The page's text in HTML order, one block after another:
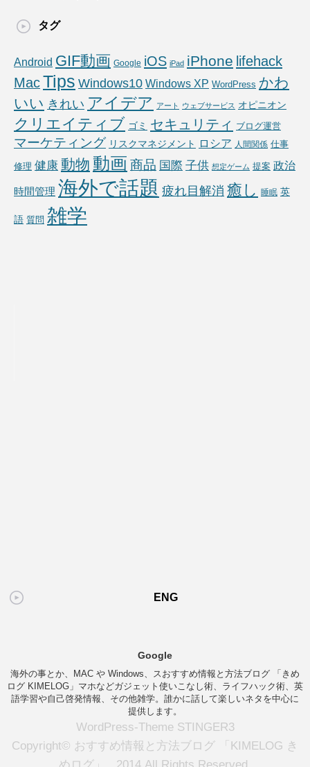
タグ
Android GIF動画 Google iOS iPad iPhone lifehack
MacTips Windows10 Windows XP WordPress かわ
いい きれい アイデア アート ウェブサービス オピニオン
クリエイティブ ゴミ セキュリティ ブログ運営
マーケティング リスクマネジメント ロシア 人間関係 仕事
修理 健康 動物 動画 商品 国際 子供 想定ゲーム 提案 政治
時間管理 海外で話題 疲れ目解消 癒し 睡眠 英
語 質問 雑学
ENG
Google
海外の事とか、MAC や Windows、スおすすめ情報と方法ブログ 「きめ
ログ KIMELOG」マホなどガジェット使いこなし術、ライフハック術、英
語学習や自己啓発情報、その他雑学。誰かに話して楽しいネタを中心に
提供します。
WordPress-Theme STINGER3
Copyright© おすすめ情報と方法ブログ 「KIMELOG き